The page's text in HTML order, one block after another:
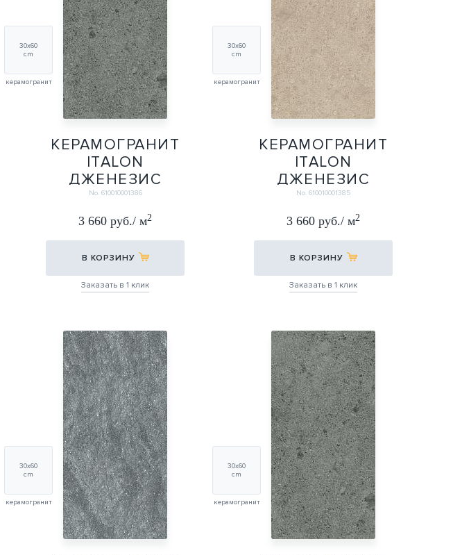
30х60
cm
керамогранит
КЕРАМОГРАНИТ
ITALON
ДЖЕНЕЗИС
САТУРН ГРЭЙ
ГРИП 30Х60
30Х60
No. 610010001386
3 660 руб./ м2
В КОРЗИНУ
Заказать в 1 клик
30х60
cm
керамогранит
КЕРАМОГРАНИТ
ITALON
ДЖЕНЕЗИС
ВЕНУС КРИМ
ГРИП 30Х60
30Х60
No. 610010001385
3 660 руб./ м2
В КОРЗИНУ
Заказать в 1 клик
30х60
cm
керамогранит
30х60
cm
керамогранит